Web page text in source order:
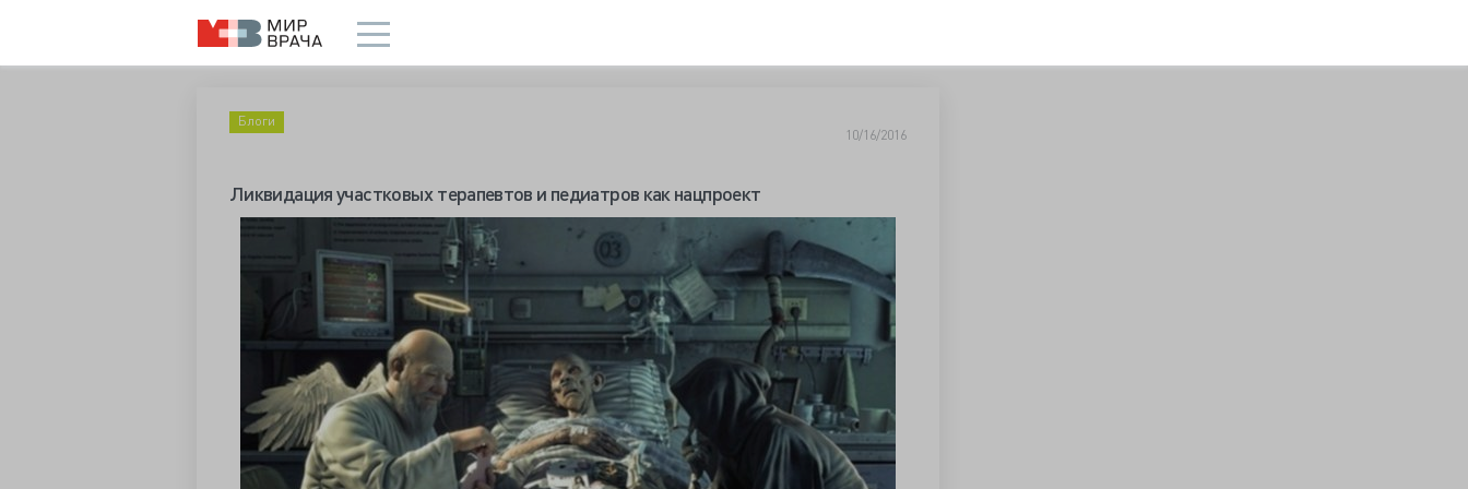
Блоги
10/16/2016
Ликвидация участковых терапевтов и педиатров как нацпроект